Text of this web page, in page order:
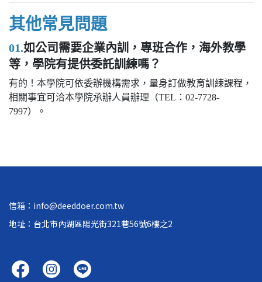
其他常見問題
01.如公司需要企業內訓，專班合作，海外教學
等，學院有提供委託訓練嗎？
有的！本學院可依委辦機構需求，量身訂做教育訓練課程，
相關事宜可洽本學院承辦人員辦理（TEL：02-7728-
7997）。
信箱：info@deeddoer.com.tw
地址：台北市內湖區陽光街321巷56號6樓之2